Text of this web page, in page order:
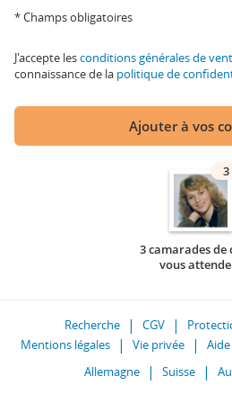
* Champs obligatoires
J'accepte lesconditions générales de
connaissance de la politique de
Ajouter à vos
3
3 camarades de
vous
Recherche CGV
Mentions légales
Vie privée Aide
Allemagne
Suisse